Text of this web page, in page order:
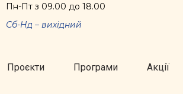
Пн-Пт з 09.00 до 18.00
Сб-Нд – вихідний
Проєкти Програми Акції